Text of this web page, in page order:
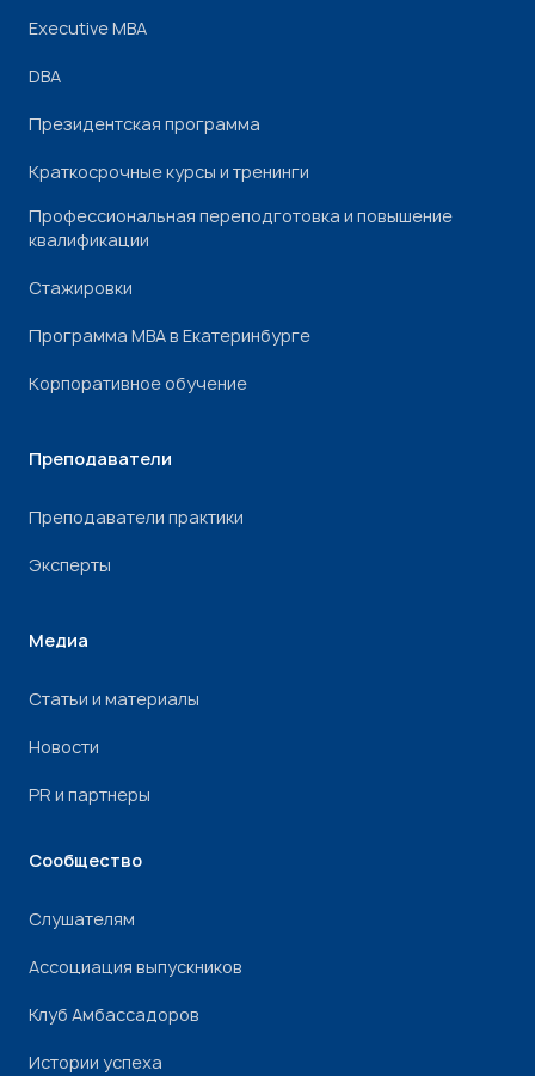
Executive MBA
DBA
Президентская программа
Краткосрочные курсы и тренинги
Профессиональная переподготовка и повышение
квалификации
Стажировки
Программа МВА в Екатеринбурге
Корпоративное обучение
Преподаватели
Преподаватели практики
Эксперты
Медиа
Статьи и материалы
Новости
PR и партнеры
Сообщество
Слушателям
Ассоциация выпускников
Клуб Амбассадоров
Истории успеха